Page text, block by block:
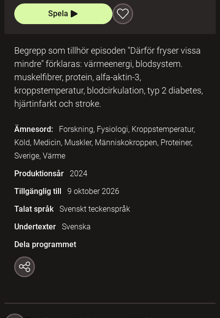
Spela
Begrepp som tillhör episoden "Därför fryser vissa
mindre" förklaras: värmeenergi, blodsystem.
muskelfibrer, protein, alfa-aktin-3,
kroppstemperatur, blodcirkulation, typ 2 diabetes,
hjärtinfarkt och stroke.
Ämnesord:
Forskning, Fysiologi, Kroppstemperatur,
Köld, Medicin, Muskler, Människokroppen, Proteiner,
Sverige, Värme
Produktionsår
2024
Tillgänglig till
9 oktober 2026
Talat språk
Svenskt teckenspråk
Undertexter
Svenska
Dela programmet